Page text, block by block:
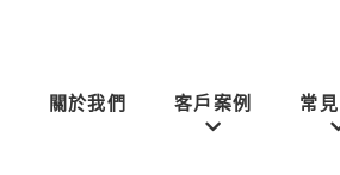
關於我們 客戶案例 常